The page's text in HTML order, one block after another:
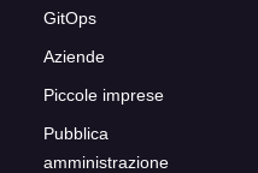
GitOps
Aziende
Piccole imprese
Pubblica
amministrazione